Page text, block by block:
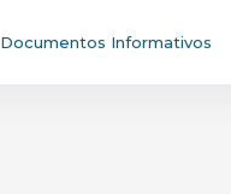
Documentos Informativos